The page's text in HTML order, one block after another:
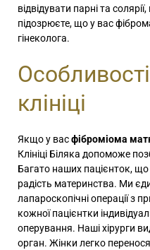
відвідувати парні та
підозрюєте, що у вас
гінеколога.
клініці
Якщо у васфіброміома
Клініці Біляка допоможе
Багато наших пацієнток,
радість материнства. Ми
лапароскопічні операції з
кожної пацієнтки
оперування. Наші хірурги
орган. Жінки легко